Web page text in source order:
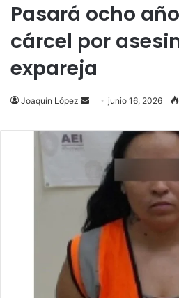
Pasará ocho
cárcel por
expareja
Joaquín López
Send
email
junio 16, 2026